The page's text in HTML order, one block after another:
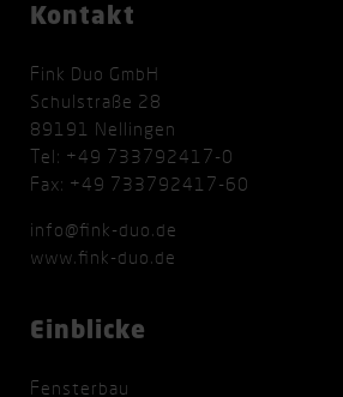
Kontakt
Fink Duo GmbH
Schulstraße 28
89191 Nellingen
Tel: +49 733792417-0
Fax: +49 733792417-60
info@fink-duo.de
www.fink-duo.de
Einblicke
Fensterbau